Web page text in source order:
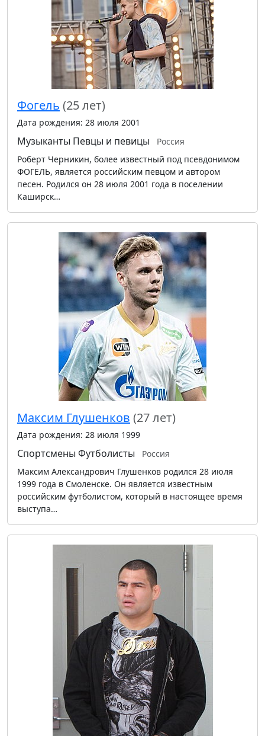
Фогель (25 лет)
Дата рождения: 28 июля 2001
Музыканты Певцы и певицы
Россия
Роберт Черникин, более известный под псевдонимом
ФОГЕЛЬ, является российским певцом и автором
песен. Родился он 28 июля 2001 года в поселении
Каширск…
Максим Глушенков (27 лет)
Дата рождения: 28 июля 1999
Спортсмены Футболисты
Россия
Максим Александрович Глушенков родился 28 июля
1999 года в Смоленске. Он является известным
российским футболистом, который в настоящее время
выступа…